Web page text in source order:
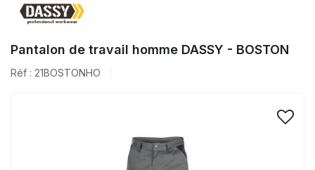
Pantalon de travail homme DASSY - BOSTON
Réf : 21BOSTONHO